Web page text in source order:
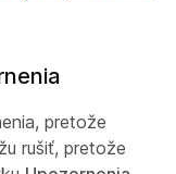
pretože
rušiť, pretože